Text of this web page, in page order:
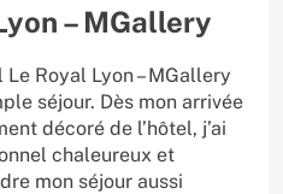
– MGallery
Royal Lyon – MGallery
séjour. Dès mon arrivée
décoré de l’hôtel, j’ai
chaleureux et
mon séjour aussi